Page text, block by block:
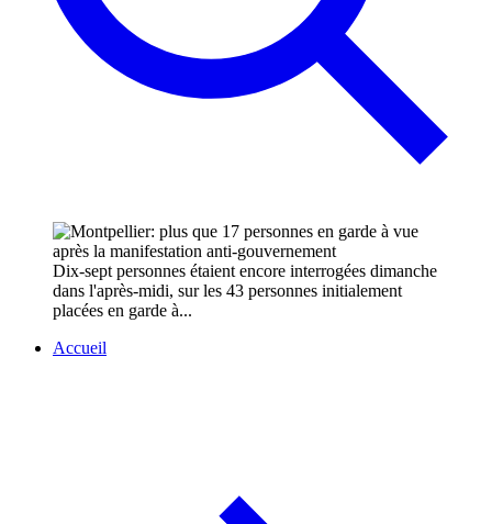
Dix-sept personnes étaient encore interrogées dimanche
dans l'après-midi, sur les 43 personnes initialement
placées en garde à...
Accueil